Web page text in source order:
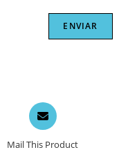
Opens
in
a
new
Mail This Product